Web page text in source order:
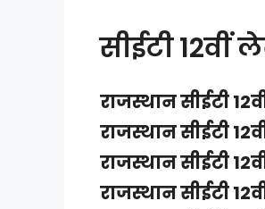
सीईटी 12वीं
राजस्थान सीईटी
राजस्थान सीईटी
राजस्थान सीईटी
राजस्थान सीईटी